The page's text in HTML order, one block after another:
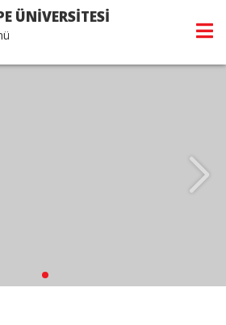
ÜNİVERSİTESİ